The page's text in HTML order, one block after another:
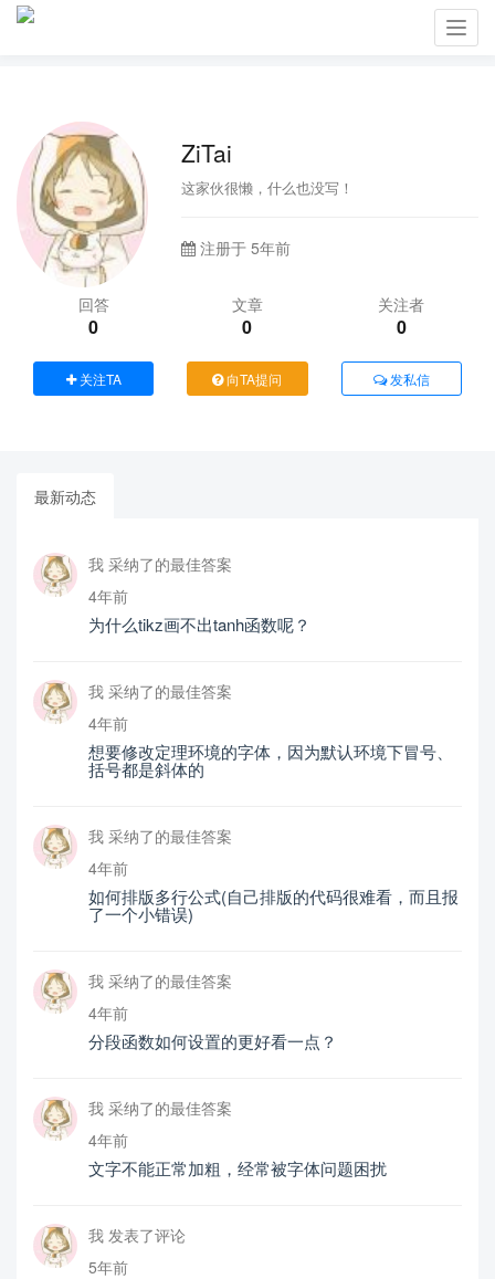
ZiTai
这家伙很懒，什么也没写！
注册于 5年前
回答
0
文章
0
关注者
0
关注TA 向TA提问 发私信
最新动态
我 采纳了的最佳答案
4年前
为什么tikz画不出tanh函数呢？
我 采纳了的最佳答案
4年前
想要修改定理环境的字体，因为默认环境下冒号、
括号都是斜体的
我 采纳了的最佳答案
4年前
如何排版多行公式(自己排版的代码很难看，而且报
了一个小错误)
我 采纳了的最佳答案
4年前
分段函数如何设置的更好看一点？
我 采纳了的最佳答案
4年前
文字不能正常加粗，经常被字体问题困扰
我 发表了评论
5年前